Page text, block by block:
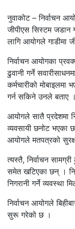
नुवाकोट – निर्वाचन
जीपीएस सिस्टम जडान
लागि आयोगले गाडीमा
निर्वाचन आयोगका
ढुवानी गर्ने
कर्मचारीको
गर्न सकिने उनले बताए ।
आयोगले सातै प्रदेशमा
व्यवसायी छनोट भएका
आयोगले मतपत्रको
त्यस्तै, निर्वाचन
समेत खटिएका छन् ।
निगरानी गर्ने व्यवस्था
निर्वाचन आयोगले
सुरू गरेको छ ।